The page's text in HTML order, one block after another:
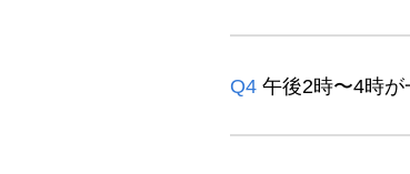
Q4 午後2時〜4時